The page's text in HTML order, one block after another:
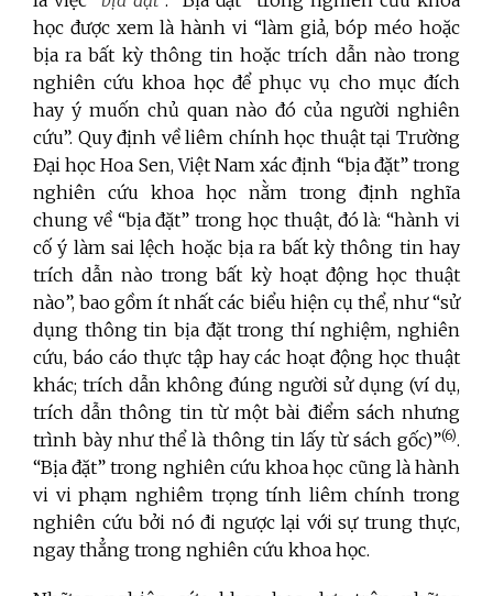
học được xem là hành vi “làm giả, bóp méo hoặc
bịa ra bất kỳ thông tin hoặc trích dẫn nào trong
nghiên cứu khoa học để phục vụ cho mục đích
hay ý muốn chủ quan nào đó của người nghiên
cứu”. Quy định về liêm chính học thuật tại Trường
Đại học Hoa Sen, Việt Nam xác định “bịa đặt” trong
nghiên cứu khoa học nằm trong định nghĩa
chung về “bịa đặt” trong học thuật, đó là: “hành vi
cố ý làm sai lệch hoặc bịa ra bất kỳ thông tin hay
trích dẫn nào trong bất kỳ hoạt động học thuật
nào”, bao gồm ít nhất các biểu hiện cụ thể, như “sử
dụng thông tin bịa đặt trong thí nghiệm, nghiên
cứu, báo cáo thực tập hay các hoạt động học thuật
khác; trích dẫn không đúng người sử dụng (ví dụ,
trích dẫn thông tin từ một bài điểm sách nhưng
trình bày như thể là thông tin lấy từ sách gốc)”(6).
“Bịa đặt” trong nghiên cứu khoa học cũng là hành
vi vi phạm nghiêm trọng tính liêm chính trong
nghiên cứu bởi nó đi ngược lại với sự trung thực,
ngay thẳng trong nghiên cứu khoa học.